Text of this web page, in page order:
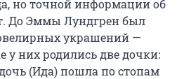
но точной информации об
До Эммы Лундгрен был
украшений —
у них родились две дочки:
(Ида) пошла по стопам